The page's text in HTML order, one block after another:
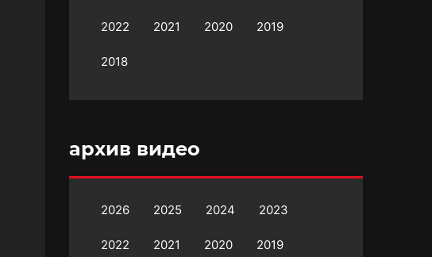
2022 2021 2020 2019
2018
архив видео
2026 2025 2024 2023
2022 2021 2020 2019